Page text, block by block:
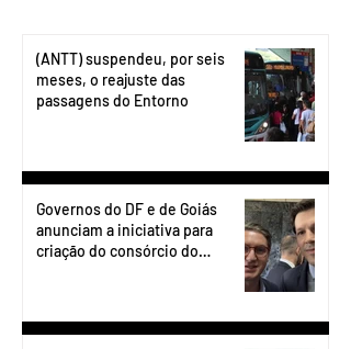
(ANTT) suspendeu, por seis
meses, o reajuste das
passagens do Entorno
Governos do DF e de Goiás
anunciam a iniciativa para
criação do consórcio do